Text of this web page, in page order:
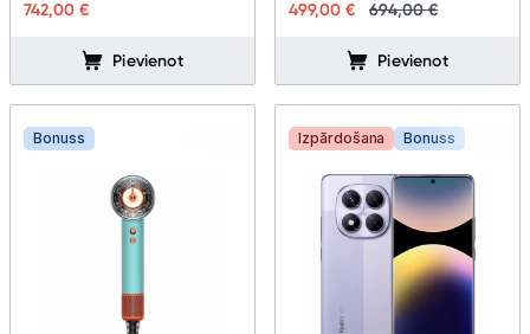
742,00 €
Pievienot
499,00 € 694,00 €
Pievienot
Bonuss Izpārdošana Bonuss